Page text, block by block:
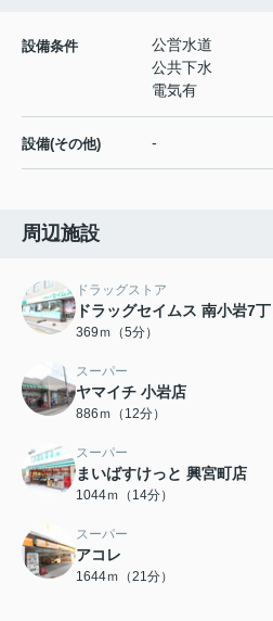
設備条件
公営水道
公共下水
電気有
設備(その他) -
周辺施設
ドラッグストア
ドラッグセイムス 南小岩7
369ｍ（5分）
スーパー
ヤマイチ 小岩店
886ｍ（12分）
スーパー
まいばすけっと 興宮町店
1044ｍ（14分）
スーパー
アコレ
1644ｍ（21分）